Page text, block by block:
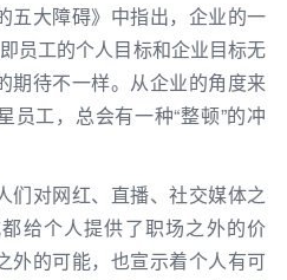
五大障碍》中指出，企业的一
员工的个人目标和企业目标无
期待不一样。从企业的角度来
员工，总会有一种“整顿”的冲
们对网红、直播、社交媒体之
给个人提供了职场之外的价
外的可能，也宣示着个人有可